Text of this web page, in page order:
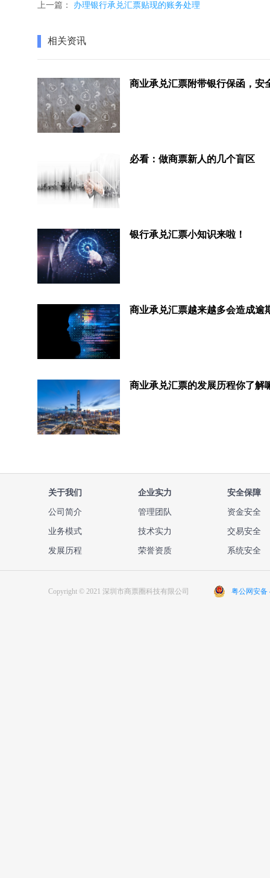
上一篇： 办理银行承兑汇票贴现的账务处理
相关资讯
必看：做商票新人的几个盲区
银行承兑汇票小知识来啦！
商业承兑汇票的发展历程你了解
关于我们
公司简介
业务模式
发展历程
企业实力
管理团队
技术实力
荣誉资质
安全保障
资金安全
交易安全
系统安全
Copyright © 2021 深圳市商票圈科技有限公司 粤公网安备